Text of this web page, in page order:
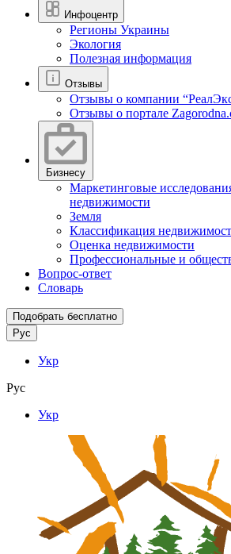
Инфоцентр
Регионы Украины
Экология
Полезная информация
Отзывы
Отзывы о компании
Отзывы о портале
Бизнесу
Маркетинговые
недвижимости
Земля
Классификация
Оценка недвижимости
Профессиональные и
Вопрос-ответ
Словарь
Подобрать бесплатно
Рус
Укр
Рус
Укр